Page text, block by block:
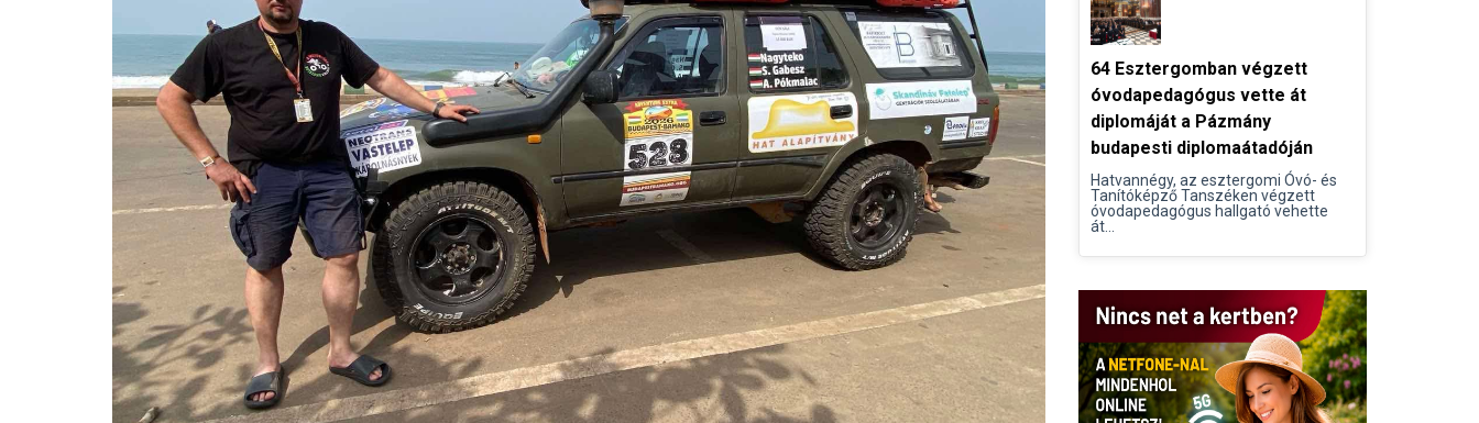
64 Esztergomban végzett
óvodapedagógus vette át
diplomáját a Pázmány
budapesti diplomaátadóján
Hatvannégy, az esztergomi Óvó- és
Tanítóképző Tanszéken végzett
óvodapedagógus hallgató vehette
át...